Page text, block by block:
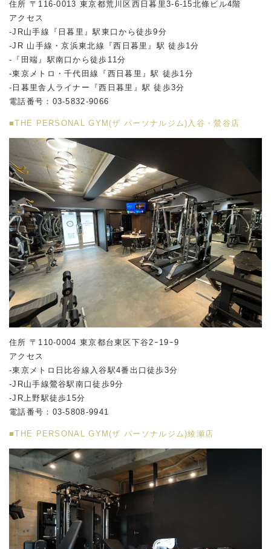
住所 〒116-0013 東京都荒川区西日暮里3-6-15北條ビル4階
アクセス
-JR山手線『日暮里』駅東口から徒歩9分
-JR 山手線・京浜東北線『西日暮里』駅 徒歩1分
-『田端』駅南口から徒歩11分
-東京メトロ・千代田線『西日暮里』駅 徒歩1分
-日暮里舎人ライナー『西日暮里』駅 徒歩3分
電話番号：03-5832-9066
■THE PERSONAL GYM(ザ パーソナルジム)入谷・鶯谷店
住所 〒110-0004 東京都台東区下谷2ｰ19ｰ9
アクセス
-東京メトロ日比谷線入谷駅4番出口徒歩3分
-JR山手線鶯谷駅南口徒歩9分
-JR上野駅徒歩15分
電話番号：03-5808-9941
■THE PERSONAL GYM(ザ パーソナルジム)綾瀬店